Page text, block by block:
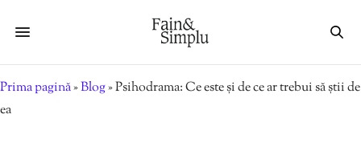
Prima pagină»Blog»Psihodrama: Ce este și de ce ar trebui să știi de
ea